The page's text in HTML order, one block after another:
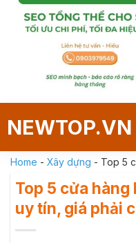
Skip
NEWTOP.VN
Home - Xây dựng - Top 5
Top 5 cửa hàng
uy tín, giá phải